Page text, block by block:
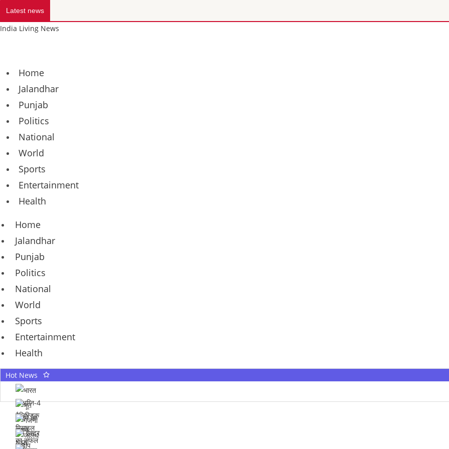
Latest news
India Living News
Home
Jalandhar
Punjab
Politics
National
World
Sports
Entertainment
Health
Home
Jalandhar
Punjab
Politics
National
World
Sports
Entertainment
Health
Hot News